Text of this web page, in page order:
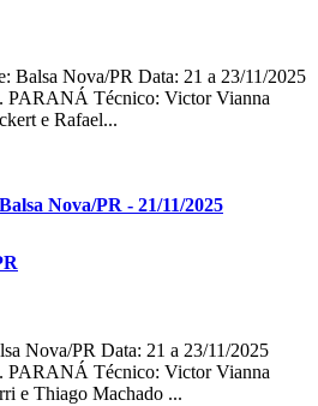
Balsa Nova/PR Data: 21 a 23/11/2025
PARANÁ Técnico: Victor Vianna
e Rafael...
Nova/PR - 21/11/2025
Nova/PR Data: 21 a 23/11/2025
PARANÁ Técnico: Victor Vianna
e Thiago Machado ...